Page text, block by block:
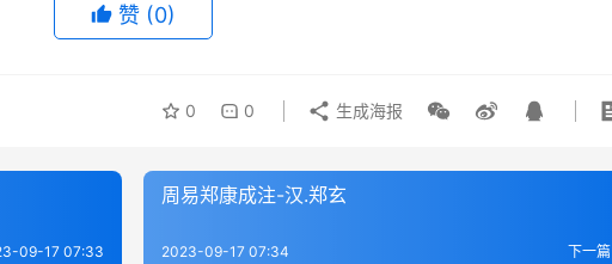
赞 (0)
0 0 生成海报
09-17 07:33
周易郑康成注-汉.郑玄
下一篇
2023-09-17 07:34